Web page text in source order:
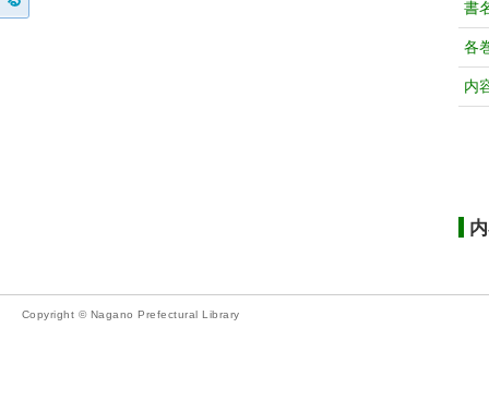
書
各
内
Copyright © Nagano Prefectural Library